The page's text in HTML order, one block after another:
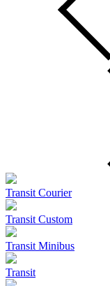
Transit Courier
Transit Custom
Transit Minibus
Transit